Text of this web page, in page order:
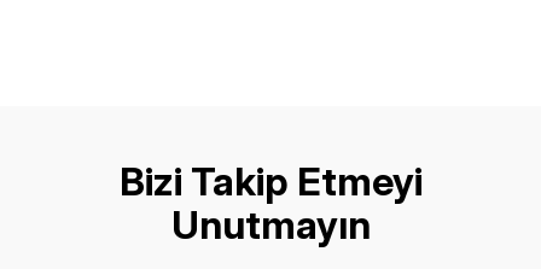
Bizi Takip Etmeyi
Unutmayın